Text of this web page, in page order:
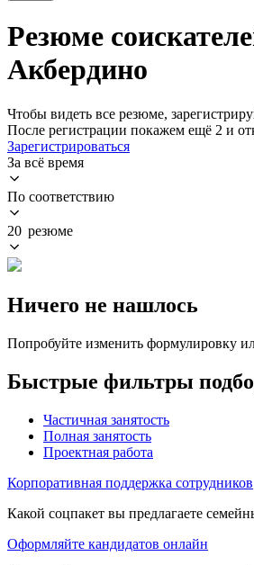
Резюме
Акбердино
Чтобы видеть все резюме,
После регистрации покажем ещё 2 и
Зарегистрироваться
За всё время
По соответствию
20 резюме
Ничего не нашлось
Попробуйте изменить формулировку
Быстрые фильтры
Частичная занятость
Полная занятость
Проектная работа
Корпоративная поддержка сотрудников
Какой соцпакет вы предлагаете
Оформляйте кандидатов онлайн